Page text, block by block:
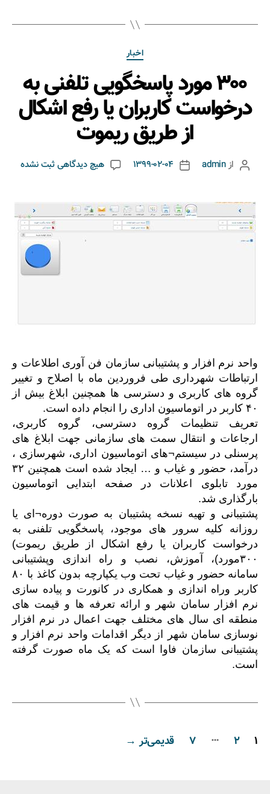
اخبار
۳۰۰ مورد پاسخگویی تلفنی به
درخواست کاربران یا رفع اشکال
از طریق ریموت
ازadmin
1399-02-04 هیچ دیدگاهیثبت نشده
واحد نرم افزار و پشتیبانی سازمان فن آوری اطلاعات و
ارتباطات شهرداری طی فروردین ماه با اصلاح و تغییر
گروه های کاربری و دسترسی ها همچنین ابلاغ بیش از
۴۰ کاربر در اتوماسیون اداری را انجام داده است.
تعریف تنظیمات گروه دسترسی، گروه کاربری،
ارجاعات و انتقال سمت های سازمانی جهت ابلاغ های
پرسنلی در سیستم¬های اتوماسیون اداری، شهرسازی ،
درآمد، حضور و غیاب و … ایجاد شده است همچنین ۳۲
مورد تابلوی اعلانات در صفحه ابتدایی اتوماسیون
بارگذاری شد.
پشتیبانی و تهیه نسخه پشتیبان به صورت دوره¬ای یا
روزانه کلیه سرور های موجود، پاسخگویی تلفنی به
درخواست کاربران یا رفع اشکال از طریق ریموت)
۳۰۰مورد)، آموزش، نصب و راه اندازی وپشتیبانی
سامانه حضور و غیاب تحت وب یکپارچه بدون کاغذ با ۸۰
کاربر وراه اندازی و همکاری در کانورت و پیاده سازی
نرم افزار سامان شهر و ارائه تعرفه ها و قیمت های
منطقه ای سال های مختلف جهت اعمال در نرم افزار
نوسازی سامان شهر از دیگر اقدامات واحد نرم افزار و
پشتیبانی سازمان فاوا است که یک ماه صورت گرفته
است.
1
2
…
7 قدیمی‌تر →